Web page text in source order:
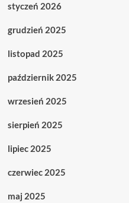
styczeń 2026
grudzień 2025
listopad 2025
październik 2025
wrzesień 2025
sierpień 2025
lipiec 2025
czerwiec 2025
maj 2025